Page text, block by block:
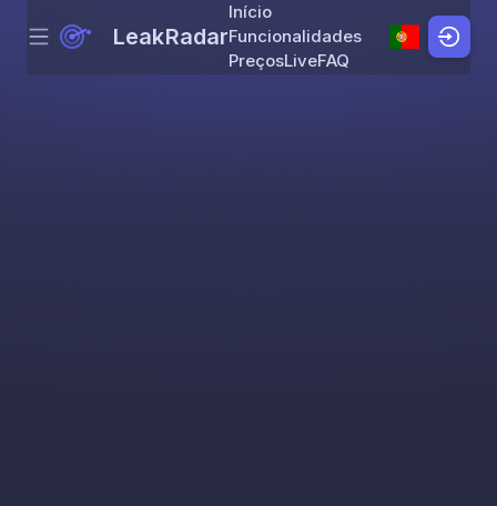
Skip to content
Menu LeakRadar
Início
Funcionalidades
PreçosLiveFAQ